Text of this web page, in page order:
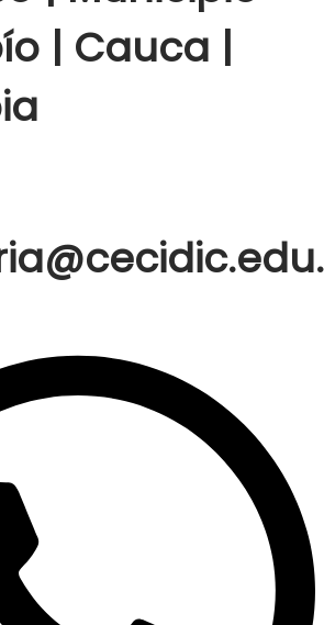
| Cauca |